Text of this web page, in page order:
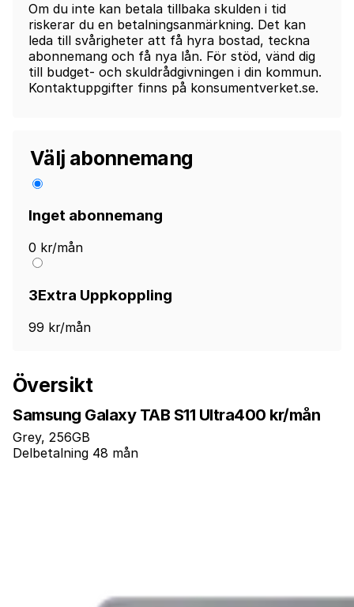
Om du inte kan betala tillbaka skulden i tid
riskerar du en betalningsanmärkning. Det kan
leda till svårigheter att få hyra bostad, teckna
abonnemang och få nya lån. För stöd, vänd dig
till budget- och skuldrådgivningen i din kommun.
Kontaktuppgifter finns på konsumentverket.se.
Välj abonnemang
Inget abonnemang
0 kr/mån
3Extra Uppkoppling
99 kr/mån
Översikt
Samsung Galaxy TAB S11 Ultra400 kr/mån
Grey, 256GB
Delbetalning 48 mån